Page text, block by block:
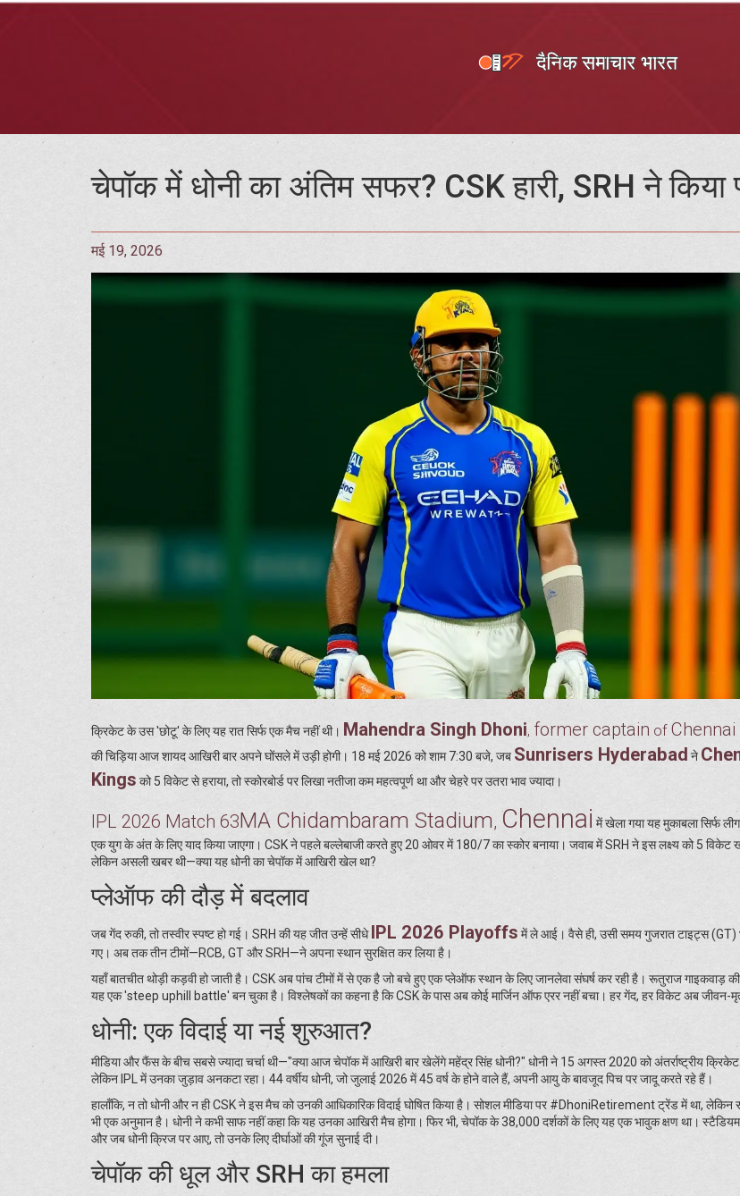
चेपॉक में धोनी का अंतिम सफर? CSK हारी, SRH ने
मई 19, 2026
क्रिकेट के उस 'छोटू' के लिए यह रात सिर्फ एक मैच नहीं थी। Mahendra Singh Dhoni, former captain of
की चिड़िया आज शायद आखिरी बार अपने घोंसले में उड़ी होगी। 18 मई 2026 को शाम 7:30 बजे, जब Sunrisers Hyderabad ने
Kings को 5 विकेट से हराया, तो स्कोरबोर्ड पर लिखा नतीजा कम महत्वपूर्ण था और चेहरे पर उतरा भाव ज्यादा।
IPL 2026 Match 63MA Chidambaram Stadium, Chennai में खेला गया यह मुकाबला सिर्फ
एक युग के अंत के लिए याद किया जाएगा। CSK ने पहले बल्लेबाजी करते हुए 20 ओवर में 180/7 का स्कोर बनाया। जवाब में SRH ने इस लक्ष्य को 5 विकेट
लेकिन असली खबर थी—क्या यह धोनी का चेपॉक में आखिरी खेल था?
प्लेऑफ की दौड़ में बदलाव
जब गेंद रुकी, तो तस्वीर स्पष्ट हो गई। SRH की यह जीत उन्हें सीधेIPL 2026 Playoffs में ले आई। वैसे ही, उसी समय गुजरात टाइट्स (GT)
गए। अब तक तीन टीमों—RCB, GT और SRH—ने अपना स्थान सुरक्षित कर लिया है।
यहाँ बातचीत थोड़ी कड़वी हो जाती है। CSK अब पांच टीमों में से एक है जो बचे हुए एक प्लेऑफ स्थान के लिए जानलेवा संघर्ष कर रही है। रूतुराज गाइकवाड़ की
यह एक 'steep uphill battle' बन चुका है। विश्लेषकों का कहना है कि CSK के पास अब कोई मार्जिन ऑफ एरर नहीं बचा। हर गेंद, हर विकेट अब जीवन-
धोनी: एक विदाई या नई शुरुआत?
मीडिया और फैंस के बीच सबसे ज्यादा चर्चा थी—"क्या आज चेपॉक में आखिरी बार खेलेंगे महेंद्र सिंह धोनी?" धोनी ने 15 अगस्त 2020 को अंतर्राष्ट्रीय क्रिकेट
लेकिन IPL में उनका जुड़ाव अनकटा रहा। 44 वर्षीय धोनी, जो जुलाई 2026 में 45 वर्ष के होने वाले हैं, अपनी आयु के बावजूद पिच पर जादू करते रहे हैं।
हालाँकि, न तो धोनी और न ही CSK ने इस मैच को उनकी आधिकारिक विदाई घोषित किया है। सोशल मीडिया पर #DhoniRetirement ट्रेंड में था, लेकिन
भी एक अनुमान है। धोनी ने कभी साफ नहीं कहा कि यह उनका आखिरी मैच होगा। फिर भी, चेपॉक के 38,000 दर्शकों के लिए यह एक भावुक क्षण था। स्टैडियम
और जब धोनी क्रिज पर आए, तो उनके लिए दीर्घाओं की गूंज सुनाई दी।
चेपॉक की धूल और SRH का हमला